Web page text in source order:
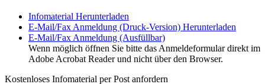
Infomaterial Herunterladen
E-Mail/Fax Anmeldung (Druck-Version) Herunterladen
E-Mail/Fax Anmeldung (Ausfüllbar)
Wenn möglich öffnen Sie bitte das Anmeldeformular direkt im
Adobe Acrobat Reader und nicht über den Browser.
Kostenloses Infomaterial per Post anfordern